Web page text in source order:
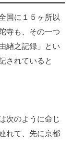
国に１５ヶ所以
寺も、その一つ
緖之記録」とい
されていると
次のように命じ
れて、先に京都